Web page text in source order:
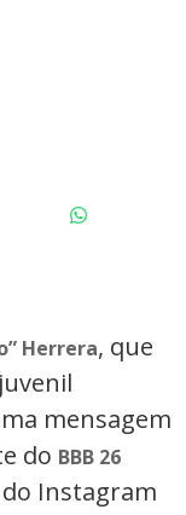
Herrera, que
mensagem
do BBB 26
Instagram